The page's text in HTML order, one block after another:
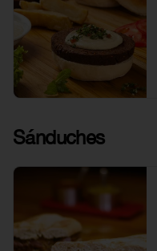
Sánduches